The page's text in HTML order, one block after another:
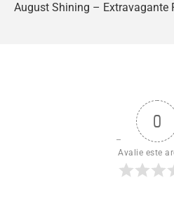
August Shining – Extravagante
0
Avalie este